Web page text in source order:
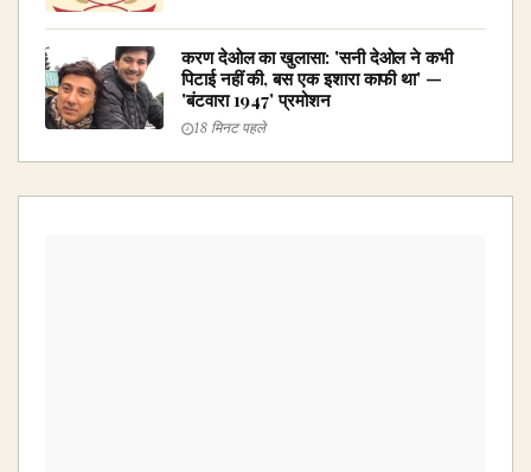
करण देओल का खुलासा: 'सनी देओल ने कभी
पिटाई नहीं की, बस एक इशारा काफी था' —
'बंटवारा 1947' प्रमोशन
18 मिनट पहले